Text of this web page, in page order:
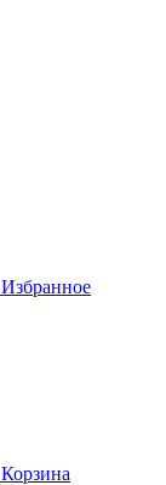
Избранное
Корзина